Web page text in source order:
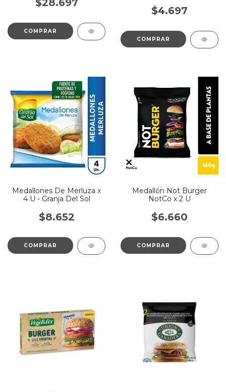
$28.697
$4.697
Medallones De Merluza x
4 U - Granja Del Sol
$8.652
Medallón Not Burger
NotCo x 2 U
$6.660